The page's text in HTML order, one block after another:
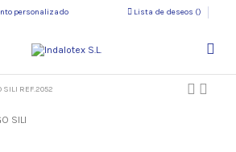
personalizado Lista de deseos ()
SILI REF.2052